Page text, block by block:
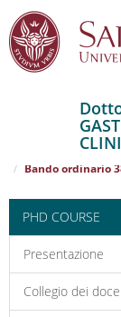
contenuto
EPATO-
Bando ordinario
PHD COURSE
Presentazione
Collegio dei